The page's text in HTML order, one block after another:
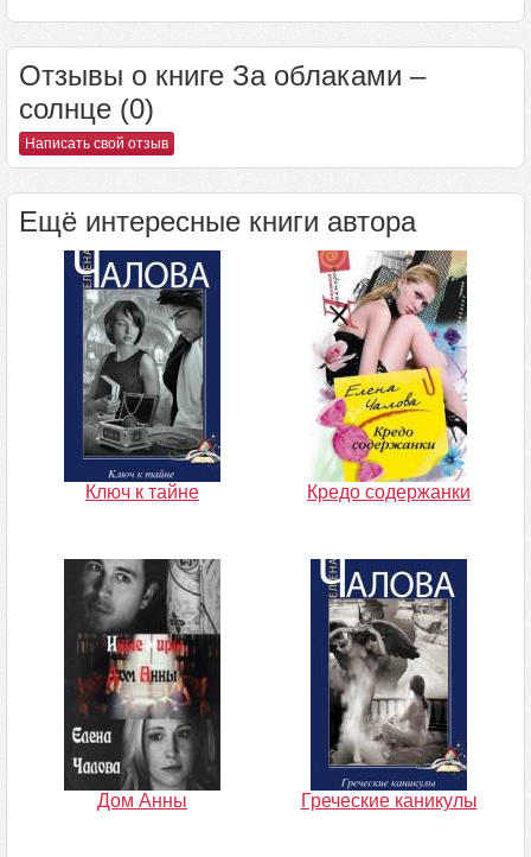
Отзывы о книге За облаками –
солнце (0)
Написать свой отзыв
Ещё интересные книги автора
Ключ к тайне Кредо содержанки
Дом Анны Греческие каникулы